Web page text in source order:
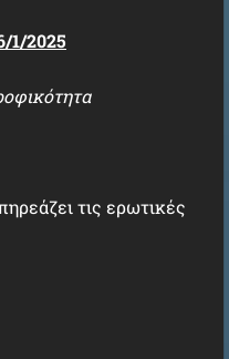
1/2025
τις ερωτικές